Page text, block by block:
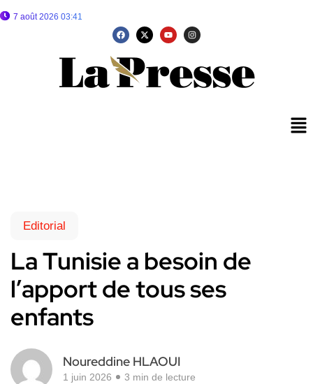
7 août 2026 03:41
Editorial
La Tunisie a besoin de
l’apport de tous ses
enfants
Noureddine HLAOUI
1 juin 2026 3 min de lecture